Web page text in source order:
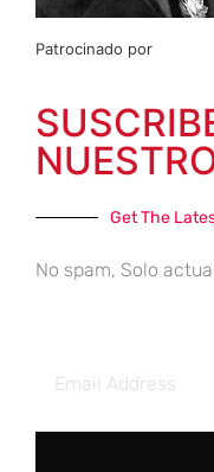
Patrocinado por
Get The
No spam, Solo